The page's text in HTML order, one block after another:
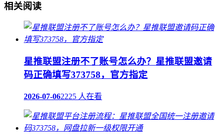
相关阅读
星推联盟注册不了账号怎么办？星推联盟邀请
码正确填写373758，官方指定
2026-07-062225 人在看